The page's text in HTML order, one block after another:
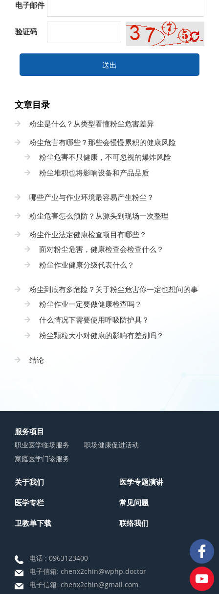
电子邮件
验证码
送出
文章目录
粉尘是什么？从类型看懂粉尘危害差异
粉尘危害有哪些？那些会慢慢累积的健康风险
粉尘危害不只健康，不可忽视的爆炸风险
粉尘堆积也将影响设备和产品品质
哪些产业与作业环境最容易产生粉尘？
粉尘危害怎么预防？从源头到现场一次整理
粉尘作业法定健康检查项目有哪些？
面对粉尘危害，健康检查会检查什么？
粉尘作业健康分级代表什么？
粉尘到底有多危险？关于粉尘危害你一定也想问的事
粉尘作业一定要做健康检查吗？
什么情况下需要使用呼吸防护具？
粉尘颗粒大小对健康的影响有差别吗？
结论
服务项目
职业医学临场服务
职场健康促进活动
家庭医学门诊服务
关于我们 医学专题演讲
医学专栏 常见问题
卫教单下载 联络我们
电话 : 0963123400
电子信箱: chenx2chin@wphp.doctor
电子信箱: chenx2chin@gmail.com